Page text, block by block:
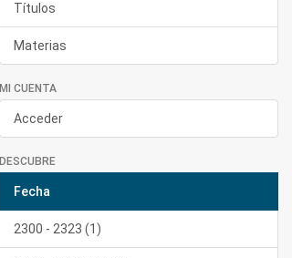
Títulos
Materias
MI CUENTA
Acceder
DESCUBRE
Fecha
2300 - 2323 (1)